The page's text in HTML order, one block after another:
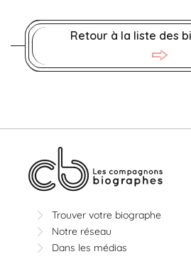
Retour à la liste des
Trouver votre biographe
Notre réseau
Dans les médias